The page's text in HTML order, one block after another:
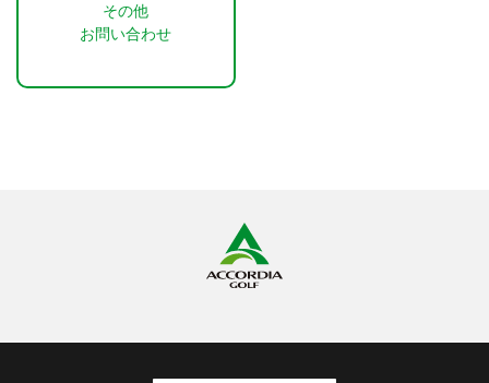
その他
お問い合わせ